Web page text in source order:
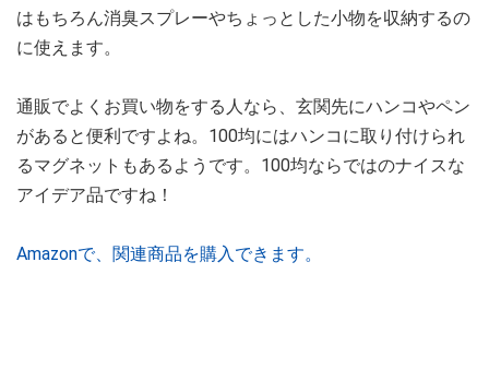
はもちろん消臭スプレーやちょっとした小物を収納するの
に使えます。
通販でよくお買い物をする人なら、玄関先にハンコやペン
があると便利ですよね。100均にはハンコに取り付けられ
るマグネットもあるようです。100均ならではのナイスな
アイデア品ですね！
Amazonで、関連商品を購入できます。